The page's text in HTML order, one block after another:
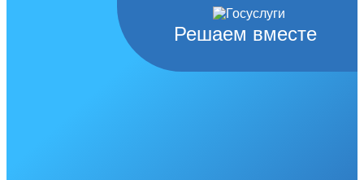
Решаем вместе